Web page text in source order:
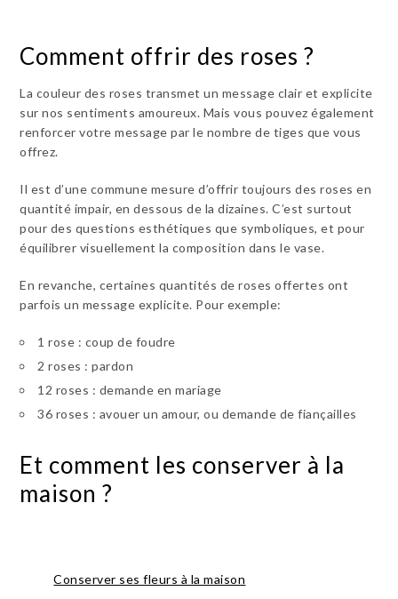
Comment offrir des roses ?
La couleur des roses transmet un message clair et explicite
sur nos sentiments amoureux. Mais vous pouvez également
renforcer votre message par le nombre de tiges que vous
offrez.
Il est d’une commune mesure d’offrir toujours des roses en
quantité impair, en dessous de la dizaines. C’est surtout
pour des questions esthétiques que symboliques, et pour
équilibrer visuellement la composition dans le vase.
En revanche, certaines quantités de roses offertes ont
parfois un message explicite. Pour exemple:
1 rose : coup de foudre
2 roses : pardon
12 roses : demande en mariage
36 roses : avouer un amour, ou demande de fiançailles
Et comment les conserver à la
maison ?
Conserver ses fleurs à la maison